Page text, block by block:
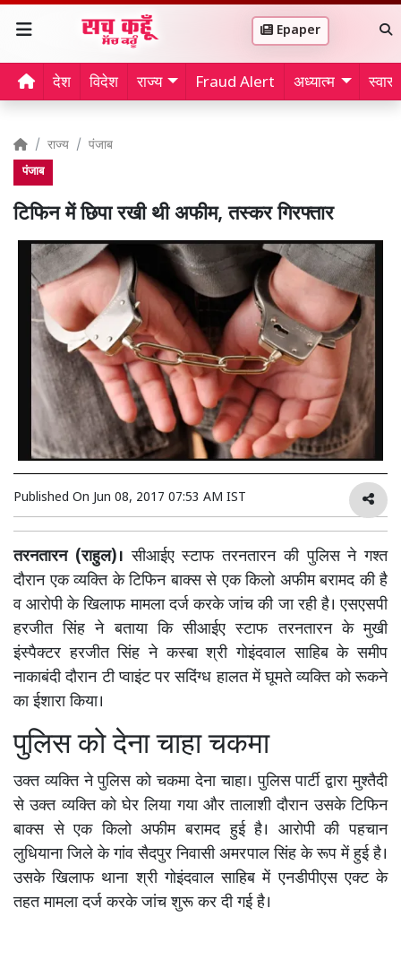
Epaper
देश विदेश राज्य Fraud Alert अध्यात्म
राज्य पंजाब
पंजाब
टिफिन में छिपा रखी थी अफीम, तस्कर गिरफ्तार
Published On Jun 08, 2017 07:53 AM IST
तरनतारन (राहुल)। सीआईए स्टाफ तरनतारन की पुलिस ने गश्त
दौरान एक व्यक्ति के टिफिन बाक्स से एक किलो अफीम बरामद की है
व आरोपी के खिलाफ मामला दर्ज करके जांच की जा रही है। एसएसपी
हरजीत सिंह ने बताया कि सीआईए स्टाफ तरनतारन के मुखी
इंस्पैक्टर हरजीत सिंह ने कस्बा श्री गोइंदवाल साहिब के समीप
नाकाबंदी दौरान टी प्वाइंट पर सदिंग्ध हालत में घूमते व्यक्ति को रूकने
का ईशारा किया।
पुलिस को देना चाहा चकमा
उक्त व्यक्ति ने पुलिस को चकमा देना चाहा। पुलिस पार्टी द्वारा मुश्तैदी
से उक्त व्यक्ति को घेर लिया गया और तालाशी दौरान उसके टिफिन
बाक्स से एक किलो अफीम बरामद हुई है। आरोपी की पहचान
लुधियाना जिले के गांव सैदपुर निवासी अमरपाल सिंह के रूप में हुई है।
उसके खिलाफ थाना श्री गोइंदवाल साहिब में एनडीपीएस एक्ट के
तहत मामला दर्ज करके जांच शुरू कर दी गई है।